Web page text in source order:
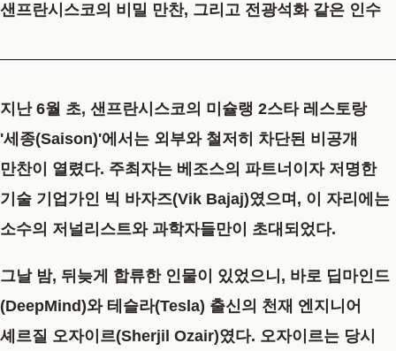
샌프란시스코의 비밀 만찬, 그리고 전광석화 같은 인수
지난 6월 초, 샌프란시스코의 미슐랭 2스타 레스토랑
'세종(Saison)'에서는 외부와 철저히 차단된 비공개
만찬이 열렸다. 주최자는 베조스의 파트너이자 저명한
기술 기업가인 빅 바자즈(Vik Bajaj)였으며, 이 자리에는
소수의 저널리스트와 과학자들만이 초대되었다.
그날 밤, 뒤늦게 합류한 인물이 있었으니, 바로 딥마인드
(DeepMind)와 테슬라(Tesla) 출신의 천재 엔지니어
셰르질 오자이르(Sherjil Ozair)였다. 오자이르는 당시